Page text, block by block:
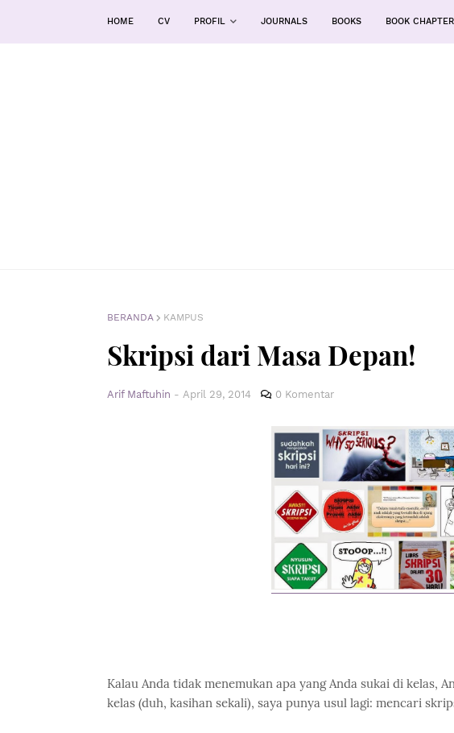
HOME CV PROFIL JOURNALS BOOKS BOOK
BERANDA KAMPUS
Skripsi dari Masa Depan!
Arif Maftuhin - April 29, 2014 0 Komentar
Kalau Anda tidak menemukan apa yang Anda sukai di kelas,
kelas (duh, kasihan sekali), saya punya usul lagi: mencari